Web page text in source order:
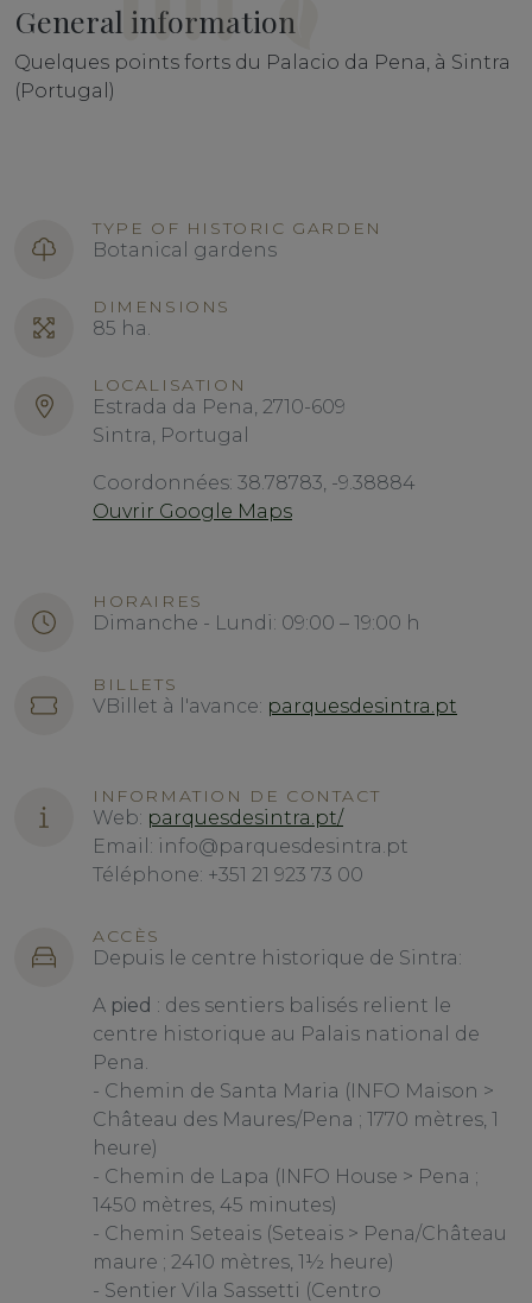
General information
Quelques points forts du Palacio da Pena, à Sintra
(Portugal)
TYPE OF HISTORIC GARDEN
Botanical gardens
DIMENSIONS
85 ha.
LOCALISATION
Estrada da Pena, 2710-609
Sintra, Portugal
Coordonnées: 38.78783, -9.38884
Ouvrir Google Maps
HORAIRES
Dimanche - Lundi: 09:00 – 19:00 h
BILLETS
VBillet à l'avance: parquesdesintra.pt
INFORMATION DE CONTACT
Web: parquesdesintra.pt/
Email: info@parquesdesintra.pt
Téléphone: +351 21 923 73 00
ACCÈS
Depuis le centre historique de Sintra:
A pied : des sentiers balisés relient le
centre historique au Palais national de
Pena.
- Chemin de Santa Maria (INFO Maison >
Château des Maures/Pena ; 1770 mètres, 1
heure)
- Chemin de Lapa (INFO House > Pena ;
1450 mètres, 45 minutes)
- Chemin Seteais (Seteais > Pena/Château
maure ; 2410 mètres, 1½ heure)
- Sentier Vila Sassetti (Centro